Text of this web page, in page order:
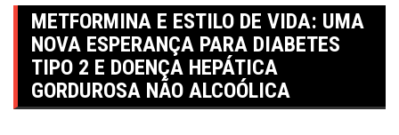
METFORMINA E ESTILO DE VIDA: UMA
NOVA ESPERANÇA PARA DIABETES
TIPO 2 E DOENÇA HEPÁTICA
GORDUROSA NÃO ALCOÓLICA